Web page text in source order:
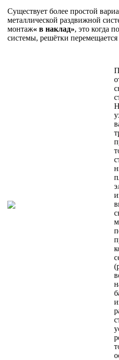
Существует более простой
металлической раздвижной
монтаж« в наклад», это когда
системы, решётки